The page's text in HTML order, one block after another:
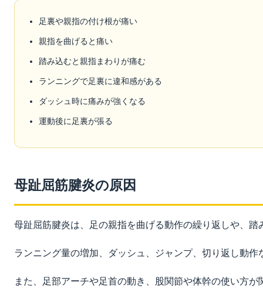
足裏や親指の付け根が痛い
親指を曲げると痛い
踏み込むと親指まわりが痛む
ランニングで足裏に違和感がある
ダッシュ時に痛みが強くなる
運動後に足裏が張る
母趾屈筋腱炎の原因
母趾屈筋腱炎は、足の親指を曲げる動作の繰り返しや、
ランニング量の増加、ダッシュ、ジャンプ、切り返し動
また、足部アーチや足首の動き、股関節や体幹の使い方